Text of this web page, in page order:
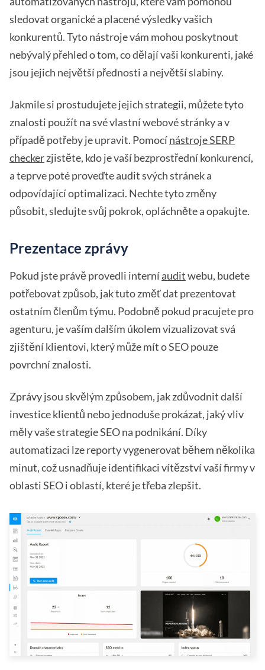
sledovat organické a placené výsledky vašich
konkurentů. Tyto nástroje vám mohou poskytnout
nebývalý přehled o tom, co dělají vaši konkurenti, jaké
jsou jejich největší přednosti a největší slabiny.
Jakmile si prostudujete jejich strategii, můžete tyto
znalosti použít na své vlastní webové stránky a v
případě potřeby je upravit. Pomocínástroje SERP
checkerzjistěte, kdo je vaší bezprostřední konkurencí,
a teprve poté proveďte audit svých stránek a
odpovídající optimalizaci. Nechte tyto změny
působit, sledujte svůj pokrok, opláchněte a opakujte.
Prezentace zprávy
Pokud jste právě provedli interníauditwebu, budete
potřebovat způsob, jak tuto změť dat prezentovat
ostatním členům týmu. Podobně pokud pracujete pro
agenturu, je vaším dalším úkolem vizualizovat svá
zjištění klientovi, který může mít o SEO pouze
povrchní znalosti.
Zprávy jsou skvělým způsobem, jak zdůvodnit další
investice klientů nebo jednoduše prokázat, jaký vliv
měly vaše strategie SEO na podnikání. Díky
automatizaci lze reporty vygenerovat během několika
minut, což usnadňuje identifikaci vítězství vaší firmy v
oblasti SEO i oblastí, které je třeba zlepšit.